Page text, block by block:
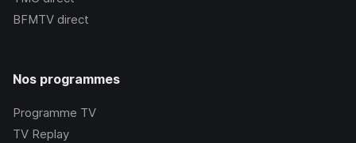
BFMTV direct
Nos programmes
Programme TV
TV Replay